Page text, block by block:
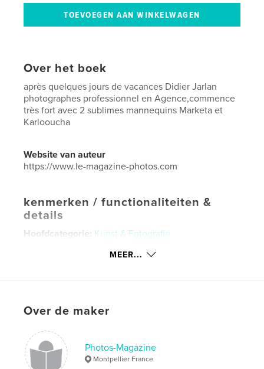
Over het boek
après quelques jours de vacances Didier Jarlan
photographes professionnel en Agence,commence
très fort avec 2 sublimes mannequins Marketa et
Karlooucha
Website van auteur
https://www.le-magazine-photos.com
kenmerken / functionaliteiten &
details
Hoofdcategorie: Kunst & Fotografie
Aanvullende categorieën Kunstfotografie
Datum publiceren:aug 27, 2020
French
Trefwoorden
photographe , didier jarlan ,
MEER...
Over de maker
Photos-Magazine
Montpellier France